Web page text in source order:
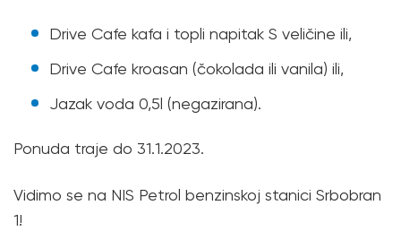
Drive Cafe kafa i topli napitak S veličine ili,
Drive Cafe kroasan (čokolada ili vanila) ili,
Jazak voda 0,5l (negazirana).
Ponuda traje do 31.1.2023.
Vidimo se na NIS Petrol benzinskoj stanici Srbobran
1!